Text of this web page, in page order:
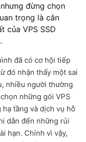
đừng chọn
trọng là cân
của VPS SSD
đã có cơ hội tiếp
đó nhận thấy một sai
nhiều người thường
những gói VPS
tầng và dịch vụ hỗ
dẫn đến những rủi
hạn. Chính vì vậy,